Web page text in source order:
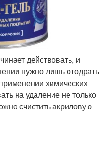
действовать, и
нужно лишь отодрать
химических
на удаление не только
счистить акриловую